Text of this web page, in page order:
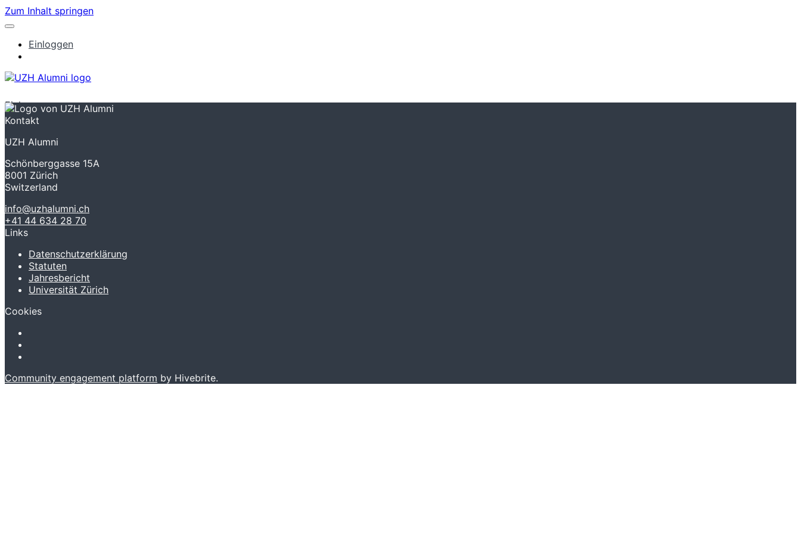
Zum Inhalt springen
Einloggen
Einloggen
Kontakt
UZH Alumni
Schönberggasse 15A
8001 Zürich
Switzerland
info@uzhalumni.ch
+41 44 634 28 70
Links
Datenschutzerklärung
Statuten
Jahresbericht
Universität Zürich
Cookies
Community engagement platform by Hivebrite.